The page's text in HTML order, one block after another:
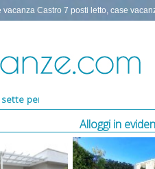
vacanza Castro 7 posti letto, case
appartamento Castro 7
Alloggi in